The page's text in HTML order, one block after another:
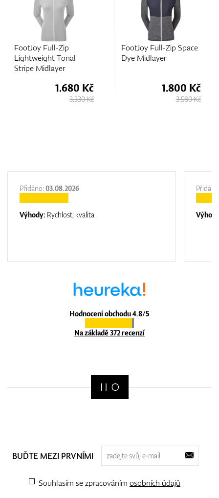
FootJoy Full-Zip Space
Dye Midlayer
1.800 Kč
FootJoy Womens
Zip Knit Midlayer
Hodnocení obchodu 4.8/5
Na základě 372 recenzí
Přidáno: 03.08.2026
Výhody: Rychlost, kvalita
BUĎTE MEZI PRVNÍMI
Souhlasím se zpracováním osobních údajů